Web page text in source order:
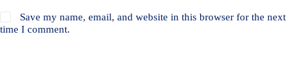
Save my name, email, and website in this browser for the next
time I comment.